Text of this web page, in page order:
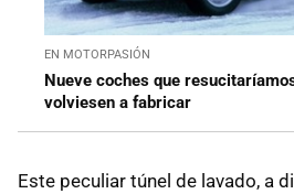
EN MOTORPASIÓN
Nueve coches que
volviesen a fabricar
Este peculiar túnel de lavado, a